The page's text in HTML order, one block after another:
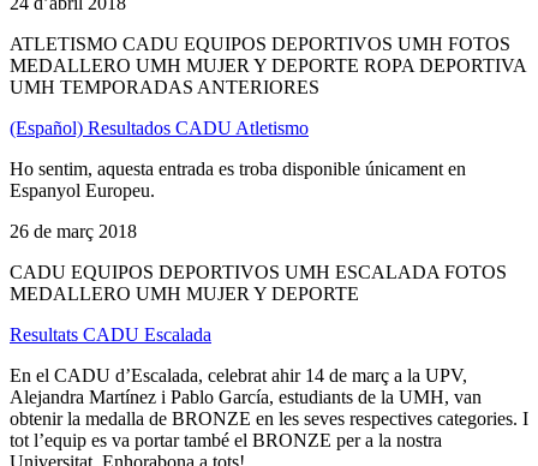
ATLETISMO CADU EQUIPOS DEPORTIVOS UMH FOTOS
MEDALLERO UMH MUJER Y DEPORTE ROPA DEPORTIVA
UMH TEMPORADAS ANTERIORES
(Español) Resultados CADU Atletismo
Ho sentim, aquesta entrada es troba disponible únicament en
Espanyol Europeu.
26 de març 2018
CADU EQUIPOS DEPORTIVOS UMH ESCALADA FOTOS
MEDALLERO UMH MUJER Y DEPORTE
Resultats CADU Escalada
En el CADU d’Escalada, celebrat ahir 14 de març a la UPV,
Alejandra Martínez i Pablo García, estudiants de la UMH, van
obtenir la medalla de BRONZE en les seves respectives categories. I
tot l’equip es va portar també el BRONZE per a la nostra
Universitat. Enhorabona a tots!